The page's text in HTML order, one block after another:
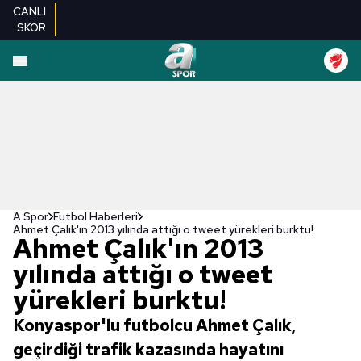
CANLI
SKOR
A Spor Futbol Haberleri
Ahmet Çalık'ın 2013 yılında attığı o tweet yürekleri burktu!
Ahmet Çalık'ın 2013
yılında attığı o tweet
yürekleri burktu!
Konyaspor'lu futbolcu Ahmet Çalık,
geçirdiği trafik kazasında hayatını